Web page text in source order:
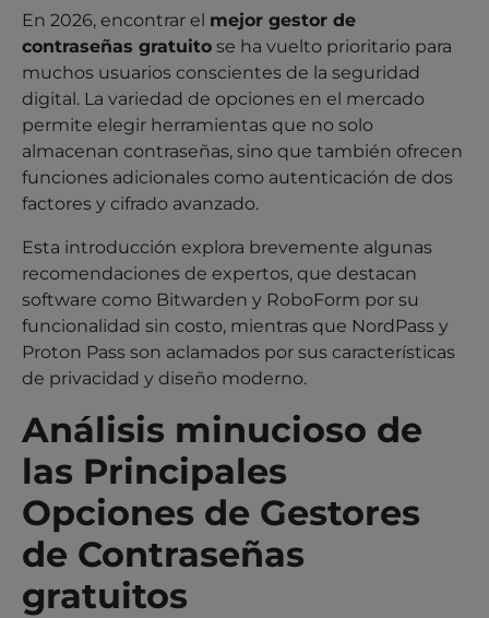
En 2026, encontrar el mejor gestor de
contraseñas gratuito se ha vuelto prioritario para
muchos usuarios conscientes de la seguridad
digital. La variedad de opciones en el mercado
permite elegir herramientas que no solo
almacenan contraseñas, sino que también ofrecen
funciones adicionales como autenticación de dos
factores y cifrado avanzado.
Esta introducción explora brevemente algunas
recomendaciones de expertos, que destacan
software como Bitwarden y RoboForm por su
funcionalidad sin costo, mientras que NordPass y
Proton Pass son aclamados por sus características
de privacidad y diseño moderno.
Análisis minucioso de
las Principales
Opciones de Gestores
de Contraseñas
gratuitos